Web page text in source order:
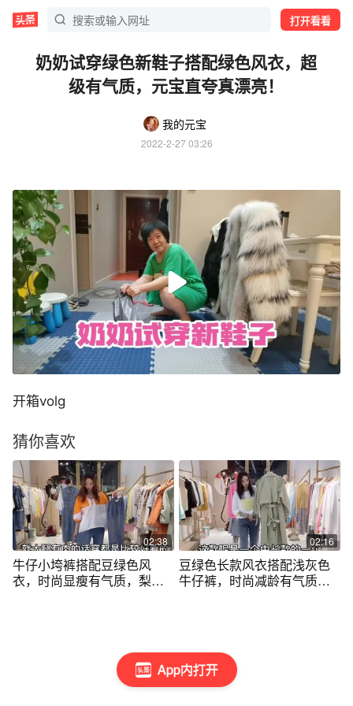
打开看看
App内打开
奶奶试穿绿色新鞋子搭配绿色风衣，超
级有气质，元宝直夸真漂亮！
我的元宝
2022-2-27 03:26
开箱volg
猜你喜欢
02:38
牛仔小垮裤搭配豆绿色风
衣，时尚显瘦有气质，梨形
02:16
豆绿色长款风衣搭配浅灰色
牛仔裤，时尚减龄有气质，